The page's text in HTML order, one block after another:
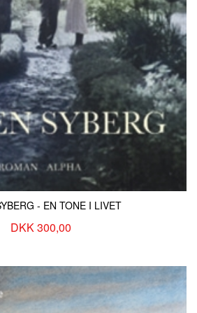
- EN TONE I LIVET
DKK 300,00